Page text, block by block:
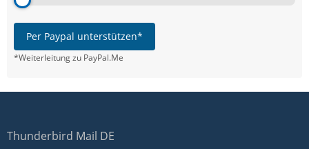
Per Paypal unterstützen*
*Weiterleitung zu PayPal.Me
Thunderbird Mail DE